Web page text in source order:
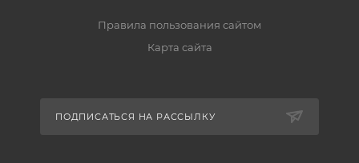
Правила пользования сайтом
Карта сайта
ПОДПИСАТЬСЯ НА РАССЫЛКУ